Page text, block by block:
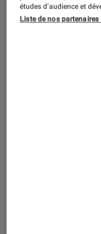
Super Mario
été vendue
études d’audience et
Liste de nos partenaires